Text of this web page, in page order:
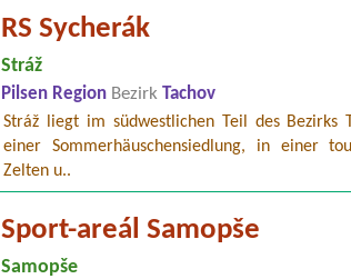
RS Sycherák
Stráž
Pilsen Region Bezirk Tachov
Stráž liegt im südwestlichen Teil des Bezirks
einer Sommerhäuschensiedlung, in einer
Zelten u..
Sport-areál Samopše
Samopše